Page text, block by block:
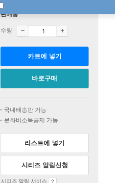
판매중
수량
카트에 넣기
바로구매
국내배송만 가능
문화비소득공제 가능
리스트에 넣기
시리즈 알림신청
시리즈 알림 서비스